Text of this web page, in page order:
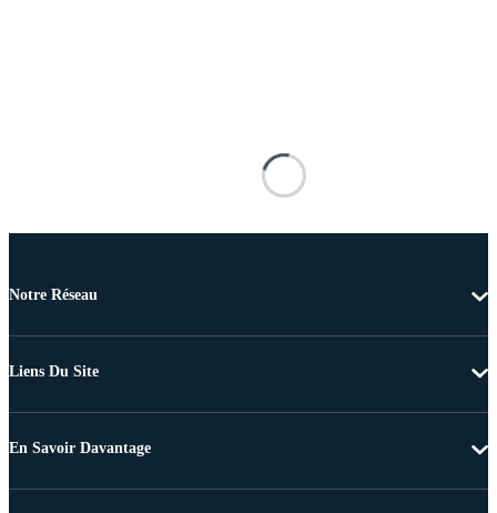
Notre Réseau
Liens Du Site
En Savoir Davantage